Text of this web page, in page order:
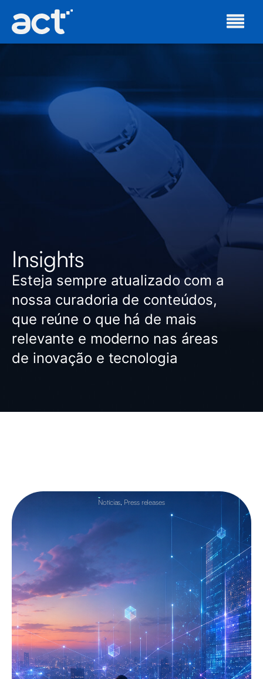
Insights
Esteja sempre atualizado com a
nossa curadoria de conteúdos,
que reúne o que há de mais
relevante e moderno nas áreas
de inovação e tecnologia
Notícias, Press releases